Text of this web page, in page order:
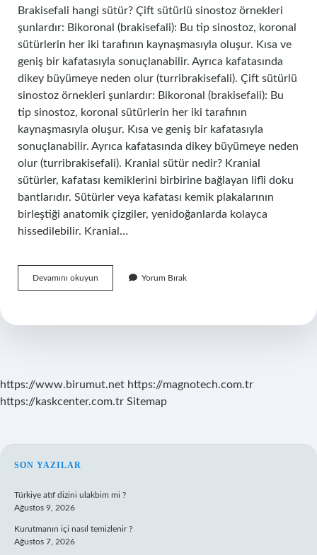
Brakisefali hangi sütür? Çift sütürlü sinostoz örnekleri
şunlardır: Bikoronal (brakisefali): Bu tip sinostoz, koronal
sütürlerin her iki tarafının kaynaşmasıyla oluşur. Kısa ve
geniş bir kafatasıyla sonuçlanabilir. Ayrıca kafatasında
dikey büyümeye neden olur (turribrakisefali). Çift sütürlü
sinostoz örnekleri şunlardır: Bikoronal (brakisefali): Bu
tip sinostoz, koronal sütürlerin her iki tarafının
kaynaşmasıyla oluşur. Kısa ve geniş bir kafatasıyla
sonuçlanabilir. Ayrıca kafatasında dikey büyümeye neden
olur (turribrakisefali). Kranial sütür nedir? Kranial
sütürler, kafatası kemiklerini birbirine bağlayan lifli doku
bantlarıdır. Sütürler veya kafatası kemik plakalarının
birleştiği anatomik çizgiler, yenidoğanlarda kolayca
hissedilebilir. Kranial…
Devamını okuyun Plagiosefali
Hangi
Yorum Bırak
https://www.birumut.net https://magnotech.com.tr
https://kaskcenter.com.tr Sitemap
SIDEBAR
SON YAZILAR
Türkiye atıf dizini ulakbim mi ?
Ağustos 9, 2026
Kurutmanın içi nasıl temizlenir ?
Ağustos 7, 2026